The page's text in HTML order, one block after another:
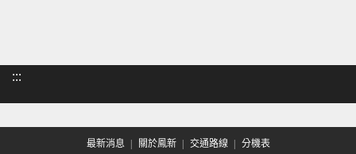
:::
最新消息 關於鳳新 交通路線 分機表